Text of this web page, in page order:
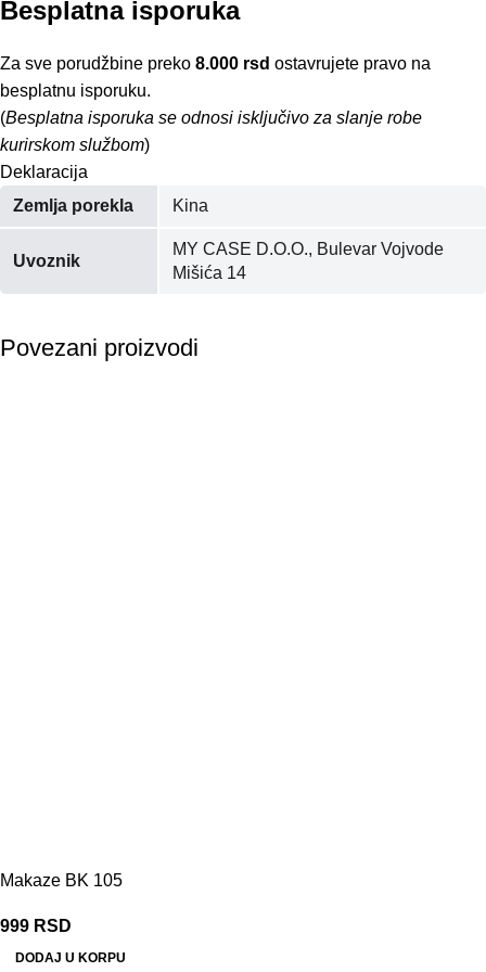
Besplatna isporuka
Za sve porudžbine preko 8.000 rsd ostavrujete pravo na
besplatnu isporuku.
(Besplatna isporuka se odnosi isključivo za slanje robe
kurirskom službom)
Deklaracija
Zemlja porekla
Kina
Uvoznik
MY CASE D.O.O., Bulevar Vojvode
Mišića 14
Povezani proizvodi
Makaze BK 105
999 RSD
DODAJ U KORPU